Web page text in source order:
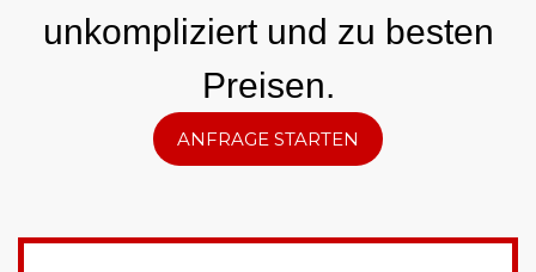
unkompliziert und zu besten
Preisen.
ANFRAGE STARTEN